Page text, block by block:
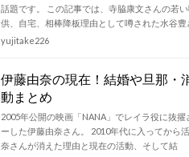
話題です。 この記事では、寺脇康文さんの若
供、自宅、相棒降板理由として噂された水谷
yujitake226
伊藤由奈の現在！結婚や旦那・
動まとめ
2005年公開の映画「NANA」でレイラ役に抜
ーした伊藤由奈さん。 2010年代に入ってから
奈さんが消えた理由と現在の活動、そして結